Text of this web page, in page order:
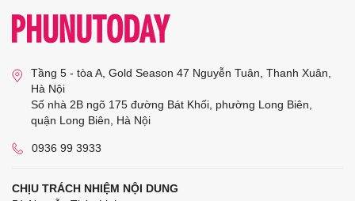
Tầng 5 - tòa A, Gold Season 47 Nguyễn Tuân, Thanh Xuân,
Hà Nội
Số nhà 2B ngõ 175 đường Bát Khối, phường Long Biên,
quận Long Biên, Hà Nội
0936 99 3933
CHỊU TRÁCH NHIỆM NỘI DUNG